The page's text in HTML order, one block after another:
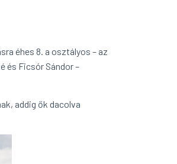
éhes 8. a osztályos – az
és Ficsór Sándor –
addig ők dacolva